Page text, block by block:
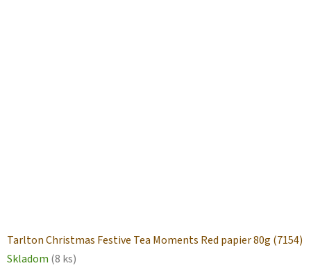
Tarlton Christmas Festive Tea Moments Red papier 80g (7154)
Skladom (8 ks)